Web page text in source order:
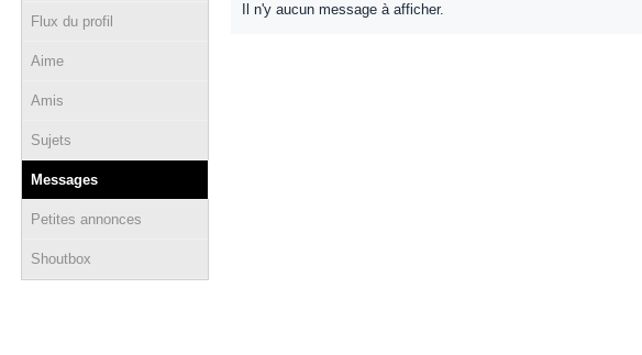
Flux du profil
Aime
Amis
Sujets
Messages
Petites annonces
Shoutbox
Il n'y aucun message à afficher.